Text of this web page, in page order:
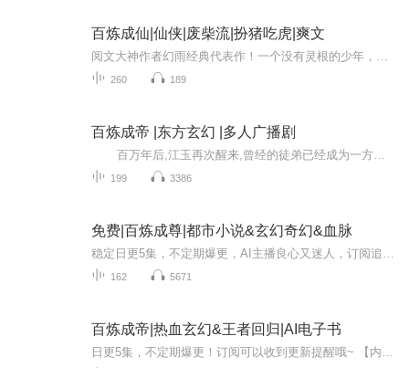
百炼成仙|仙侠|废柴流|扮猪吃虎|爽文
260 189
百炼成帝 |东方玄幻 |多人广播剧
199 3386
免费|百炼成尊|都市小说&玄幻奇幻&血脉
162 5671
百炼成帝|热血玄幻&王者回归|AI电子书